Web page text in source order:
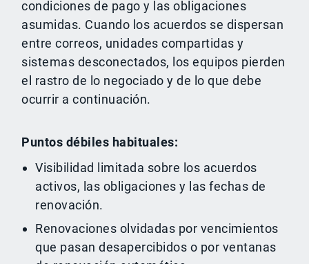
condiciones de pago y las obligaciones
asumidas. Cuando los acuerdos se dispersan
entre correos, unidades compartidas y
sistemas desconectados, los equipos pierden
el rastro de lo negociado y de lo que debe
ocurrir a continuación.
Puntos débiles habituales:
Visibilidad limitada sobre los acuerdos
activos, las obligaciones y las fechas de
renovación.
Renovaciones olvidadas por vencimientos
que pasan desapercibidos o por ventanas